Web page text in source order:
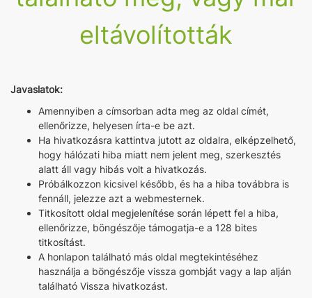
eltávolították
Javaslatok:
Amennyiben a címsorban adta meg az oldal címét,
ellenőrizze, helyesen írta-e be azt.
Ha hivatkozásra kattintva jutott az oldalra, elképzelhető,
hogy hálózati hiba miatt nem jelent meg, szerkesztés
alatt áll vagy hibás volt a hivatkozás.
Próbálkozzon kicsivel később, és ha a hiba továbbra is
fennáll, jelezze azt a webmesternek.
Titkosított oldal megjelenítése során lépett fel a hiba,
ellenőrizze, böngészője támogatja-e a 128 bites
titkosítást.
A honlapon található más oldal megtekintéséhez
használja a böngészője vissza gombját vagy a lap alján
található Vissza hivatkozást.